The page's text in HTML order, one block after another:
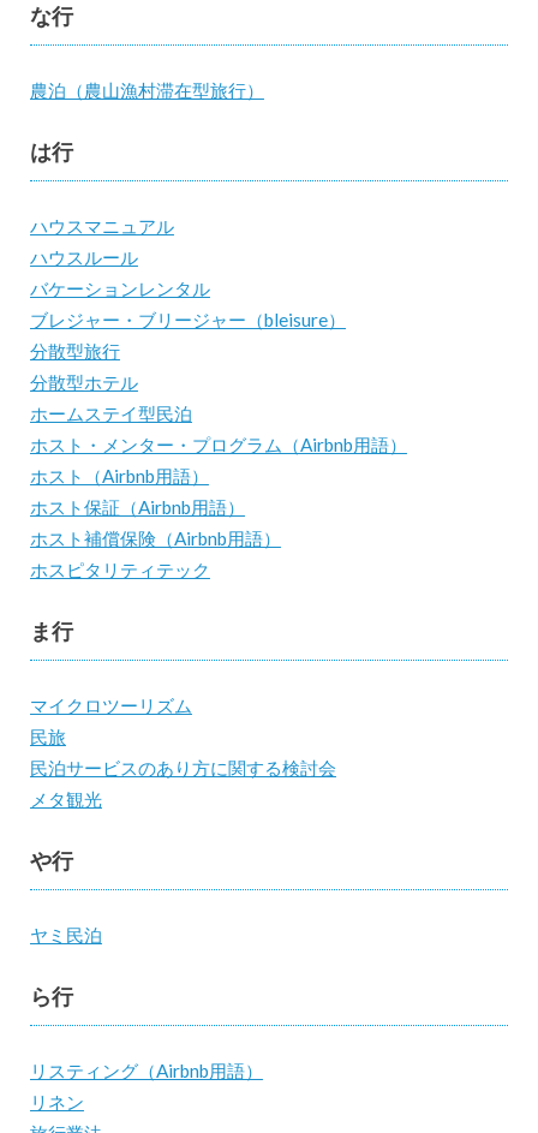
な行
農泊（農山漁村滞在型旅行）
は行
ハウスマニュアル
ハウスルール
バケーションレンタル
ブレジャー・ブリージャー（bleisure）
分散型旅行
分散型ホテル
ホームステイ型民泊
ホスト・メンター・プログラム（Airbnb用語）
ホスト（Airbnb用語）
ホスト保証（Airbnb用語）
ホスト補償保険（Airbnb用語）
ホスピタリティテック
ま行
マイクロツーリズム
民旅
民泊サービスのあり方に関する検討会
メタ観光
や行
ヤミ民泊
ら行
リスティング（Airbnb用語）
リネン